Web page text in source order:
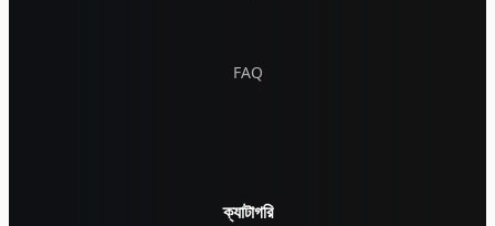
FAQ
ক্যাটাগরি